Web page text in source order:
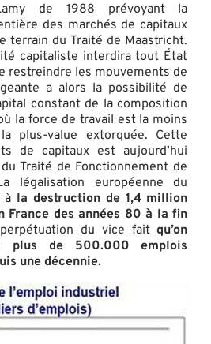
de 1988 prévoyant la
des marchés de capitaux
terrain du Traité de Maastricht.
capitaliste interdira tout État
restreindre les mouvements de
a alors la possibilité de
constant de la composition
la force de travail est la moins
plus-value extorquée. Cette
de capitaux est aujourd’hui
Traité de Fonctionnement de
légalisation européenne du
à la destruction de 1,4 million
France des années 80 à la fin
du vice faitqu’on
plus de 500.000 emplois
une décennie.